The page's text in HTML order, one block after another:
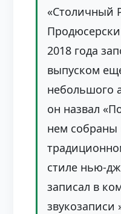
«Столичный
2018 года
выпуском
небольшого
он назвал
нем
стиле нью-
записал в
звукозаписи